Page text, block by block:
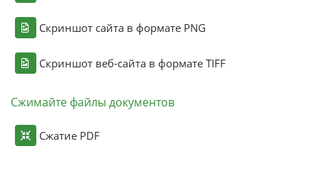
Скриншот сайта в формате PNG
Скриншот веб-сайта в формате TIFF
Сжимайте файлы документов
Сжатие PDF